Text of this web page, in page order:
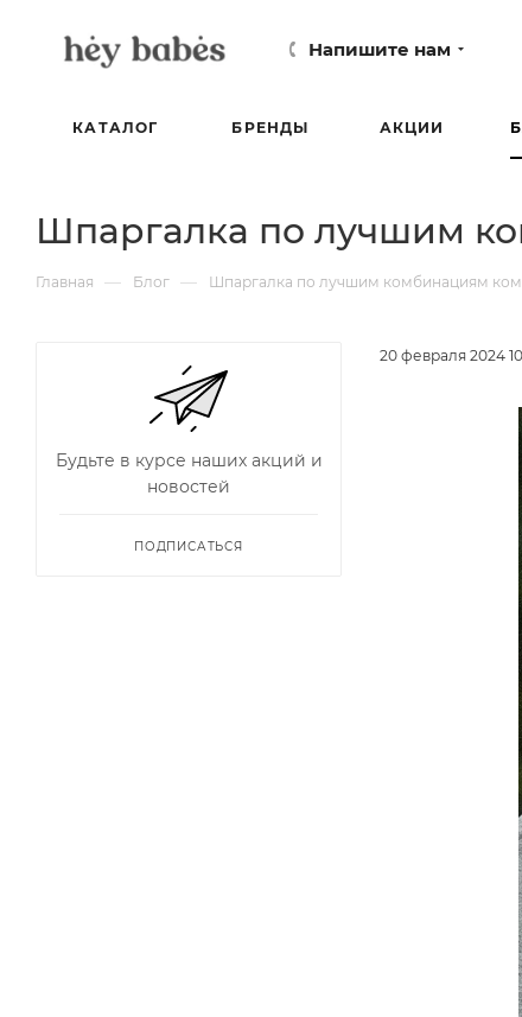
Напишите нам
КАТАЛОГ БРЕНДЫ АКЦИИ
Шпаргалка по лучшим
Главная — Блог — Шпаргалка по лучшим комбинациям
20 февраля 2024
Будьте в курсе наших акций и
новостей
ПОДПИСАТЬСЯ